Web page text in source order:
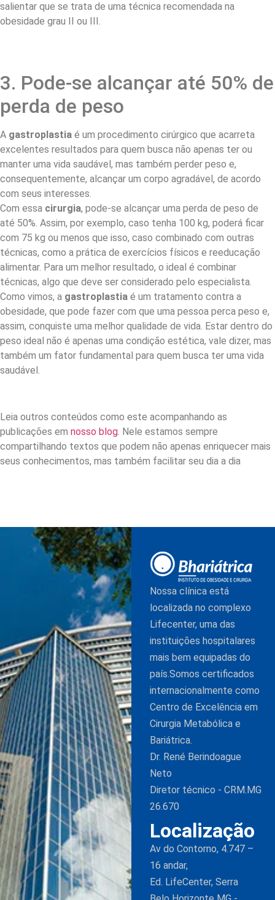
salientar que se trata de uma técnica recomendada na
obesidade grau II ou III.
3. Pode-se alcançar até 50% de
perda de peso
A gastroplastia é um procedimento cirúrgico que acarreta
excelentes resultados para quem busca não apenas ter ou
manter uma vida saudável, mas também perder peso e,
consequentemente, alcançar um corpo agradável, de acordo
com seus interesses.
Com essa cirurgia, pode-se alcançar uma perda de peso de
até 50%. Assim, por exemplo, caso tenha 100 kg, poderá ficar
com 75 kg ou menos que isso, caso combinado com outras
técnicas, como a prática de exercícios físicos e reeducação
alimentar. Para um melhor resultado, o ideal é combinar
técnicas, algo que deve ser considerado pelo especialista.
Como vimos, a gastroplastia é um tratamento contra a
obesidade, que pode fazer com que uma pessoa perca peso e,
assim, conquiste uma melhor qualidade de vida. Estar dentro do
peso ideal não é apenas uma condição estética, vale dizer, mas
também um fator fundamental para quem busca ter uma vida
saudável.
Leia outros conteúdos como este acompanhando as
publicações em nosso blog. Nele estamos sempre
compartilhando textos que podem não apenas enriquecer mais
seus conhecimentos, mas também facilitar seu dia a dia
Nossa clínica está
localizada no complexo
Lifecenter, uma das
instituições hospitalares
mais bem equipadas do
país.Somos certificados
internacionalmente como
Centro de Excelência em
Cirurgia Metabólica e
Bariátrica.
Dr. René Berindoague
Neto
Diretor técnico - CRM.MG
26.670
Localização
Av do Contorno, 4.747 –
16 andar,
Ed. LifeCenter, Serra